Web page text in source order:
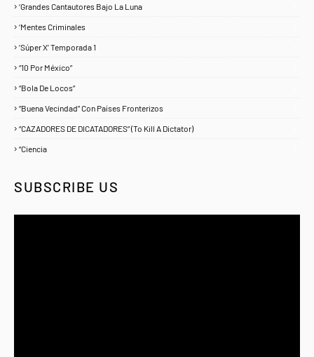
‘Grandes Cantautores Bajo La Luna
‘Mentes Criminales
‘Súper X’ Temporada 1
“10 Por México”
“Bola De Locos”
“Buena Vecindad” Con Países Fronterizos
“CAZADORES DE DICATADORES” (To Kill A Dictator)
“Ciencia
SUBSCRIBE US